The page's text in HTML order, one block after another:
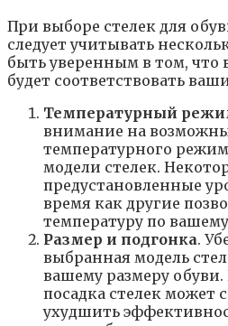
При выборе стелек для
следует учитывать
быть уверенным в том, что
будет соответствовать
Температурный
внимание на
температурного
модели стелек.
предустановленные
время как другие
температуру по
Размер и подгонка.
выбранная модель
вашему размеру
посадка стелек может
ухудшить